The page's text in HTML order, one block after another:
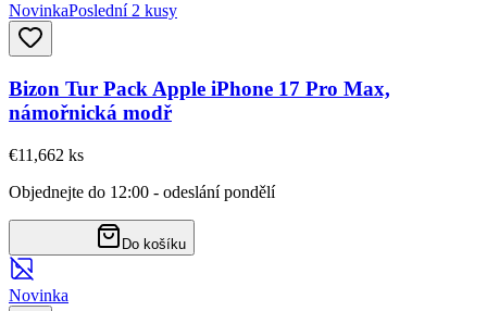
NovinkaPoslední 2 kusy
Bizon Tur Pack Apple iPhone 17 Pro Max,
námořnická modř
€11,662 ks
Objednejte do 12:00 - odeslání pondělí
Do košíku
Novinka